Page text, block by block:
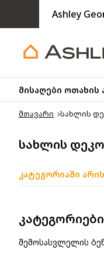
Ashley
მისაღები ოთახის
მთავარი სახლის
სახლის
კატეგორიაში
კატეგორიები
შემოსასვლელის